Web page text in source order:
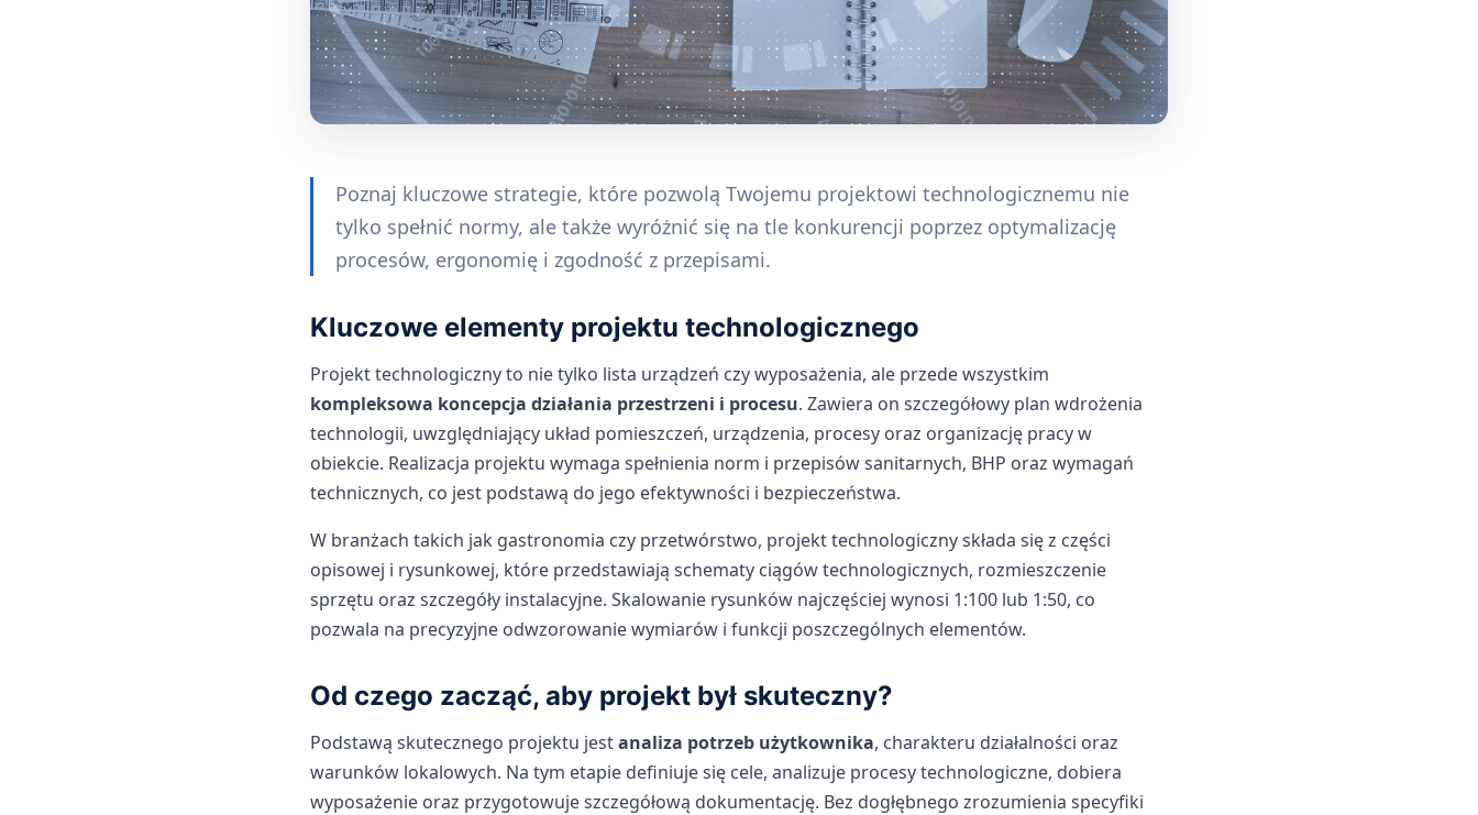
Poznaj kluczowe strategie, które pozwolą Twojemu projektowi technologicznemu nie
tylko spełnić normy, ale także wyróżnić się na tle konkurencji poprzez optymalizację
procesów, ergonomię i zgodność z przepisami.
Kluczowe elementy projektu technologicznego
Projekt technologiczny to nie tylko lista urządzeń czy wyposażenia, ale przede wszystkim
kompleksowa koncepcja działania przestrzeni i procesu. Zawiera on szczegółowy plan wdrożenia
technologii, uwzględniający układ pomieszczeń, urządzenia, procesy oraz organizację pracy w
obiekcie. Realizacja projektu wymaga spełnienia norm i przepisów sanitarnych, BHP oraz wymagań
technicznych, co jest podstawą do jego efektywności i bezpieczeństwa.
W branżach takich jak gastronomia czy przetwórstwo, projekt technologiczny składa się z części
opisowej i rysunkowej, które przedstawiają schematy ciągów technologicznych, rozmieszczenie
sprzętu oraz szczegóły instalacyjne. Skalowanie rysunków najczęściej wynosi 1:100 lub 1:50, co
pozwala na precyzyjne odwzorowanie wymiarów i funkcji poszczególnych elementów.
Od czego zacząć, aby projekt był skuteczny?
Podstawą skutecznego projektu jestanaliza potrzeb użytkownika, charakteru działalności oraz
warunków lokalowych. Na tym etapie definiuje się cele, analizuje procesy technologiczne, dobiera
wyposażenie oraz przygotowuje szczegółową dokumentację. Bez dogłębnego zrozumienia specyfiki